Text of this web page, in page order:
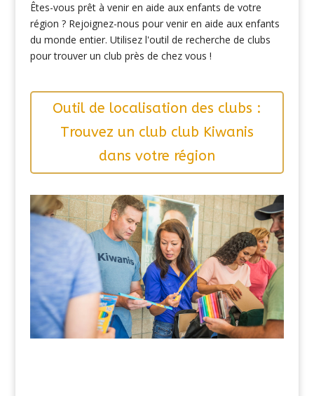
Êtes-vous prêt à venir en aide aux enfants de votre
région ? Rejoignez-nous pour venir en aide aux enfants
du monde entier. Utilisez l'outil de recherche de clubs
pour trouver un club près de chez vous !
Outil de localisation des clubs :
Trouvez un club club Kiwanis
dans votre région